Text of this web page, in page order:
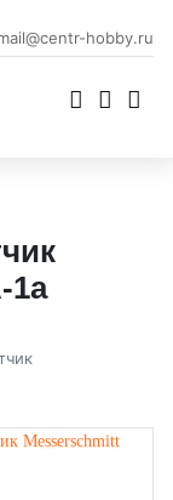
hobby.ru
1a